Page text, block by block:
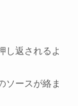
し返されるよ
ソースが絡ま